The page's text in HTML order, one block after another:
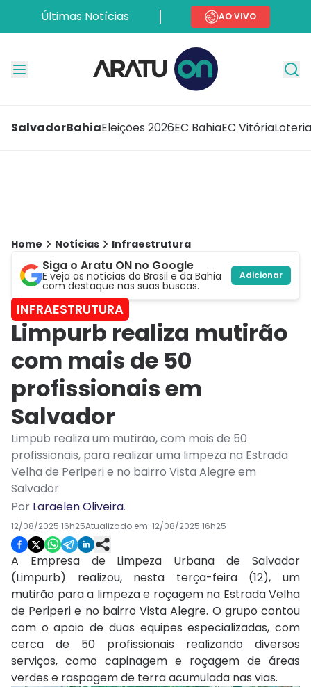
Últimas Notícias AO VIVO
SalvadorBahiaEleições 2026EC BahiaEC Vitória
Home Notícias Infraestrutura
Siga o Aratu ON no Google
E veja as notícias do Brasil e da Bahia
com destaque nas suas buscas.
Adicionar
INFRAESTRUTURA
Limpurb realiza mutirão
com mais de 50
profissionais em
Salvador
Limpub realiza um mutirão, com mais de 50
profissionais, para realizar uma limpeza na Estrada
Velha de Periperi e no bairro Vista Alegre em
Salvador
Por Laraelen Oliveira.
12/08/2025 16h25Atualizado em: 12/08/2025 16h25
A Empresa de Limpeza Urbana de Salvador
(Limpurb) realizou, nesta terça-feira (12), um
mutirão para a limpeza e roçagem na Estrada Velha
de Periperi e no bairro Vista Alegre. O grupo contou
com o apoio de duas equipes especializadas, com
cerca de 50 profissionais realizando diversos
serviços, como capinagem e roçagem de áreas
verdes e raspagem de terra acumulada nas vias.